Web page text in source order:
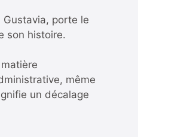
porte le
son histoire.
même
un décalage